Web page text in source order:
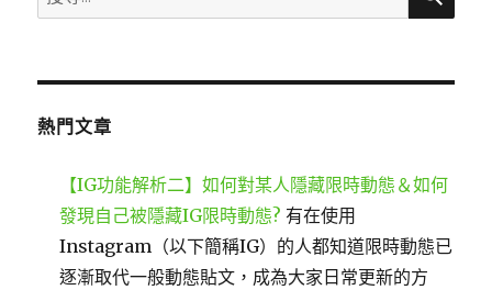
尋
鍵
熱門文章
【IG功能解析二】如何對某人隱藏限時動態＆如何
發現自己被隱藏IG限時動態? 有在使用
Instagram（以下簡稱IG）的人都知道限時動態已
逐漸取代一般動態貼文，成為大家日常更新的方